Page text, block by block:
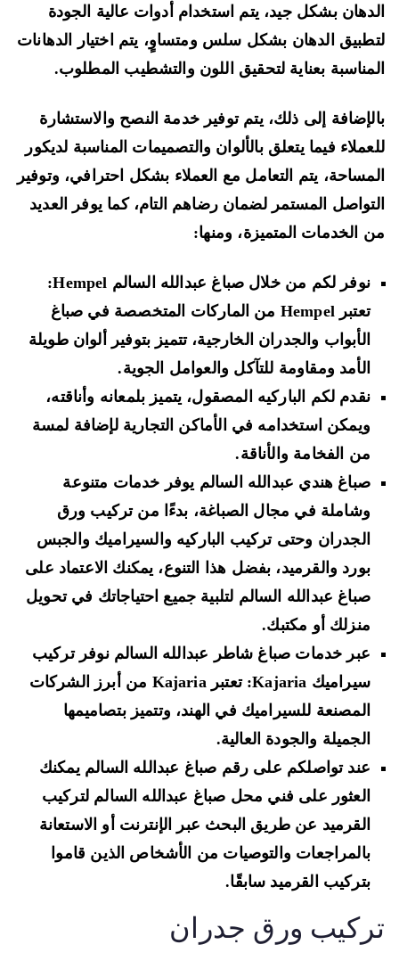
بشكل جيد، يتم استخدام أدوات عالية الجودة
الدهان بشكل سلس ومتساوٍ، يتم اختيار الدهانات
بعناية لتحقيق اللون والتشطيب المطلوب.
إلى ذلك، يتم توفير خدمة النصح والاستشارة
فيما يتعلق بالألوان والتصميمات المناسبة لديكور
يتم التعامل مع العملاء بشكل احترافي، وتوفير
المستمر لضمان رضاهم التام، كما يوفر العديد
الخدمات المتميزة، ومنها:
نوفر لكم من خلال صباغ عبدالله السالم Hempel:
تعتبر Hempel من الماركات المتخصصة في صباغ
الأبواب والجدران الخارجية، تتميز بتوفير ألوان طويلة
الأمد ومقاومة للتآكل والعوامل الجوية.
نقدم لكم الباركيه المصقول، يتميز بلمعانه وأناقته،
ويمكن استخدامه في الأماكن التجارية لإضافة لمسة
من الفخامة والأناقة.
صباغ هندي عبدالله السالم يوفر خدمات متنوعة
وشاملة في مجال الصباغة، بدءًا من تركيب ورق
الجدران وحتى تركيب الباركيه والسيراميك والجبس
بورد والقرميد، بفضل هذا التنوع، يمكنك الاعتماد على
صباغ عبدالله السالم لتلبية جميع احتياجاتك في تحويل
منزلك أو مكتبك.
عبر خدمات صباغ شاطر عبدالله السالم نوفر تركيب
سيراميك Kajaria: تعتبر Kajaria من أبرز الشركات
المصنعة للسيراميك في الهند، وتتميز بتصاميمها
الجميلة والجودة العالية.
عند تواصلكم على رقم صباغ عبدالله السالم يمكنك
العثور على فني محل صباغ عبدالله السالم لتركيب
القرميد عن طريق البحث عبر الإنترنت أو الاستعانة
بالمراجعات والتوصيات من الأشخاص الذين قاموا
بتركيب القرميد سابقًا.
ورق جدران